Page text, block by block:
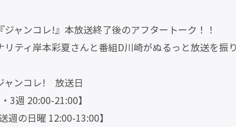
ジャンコレ!』本放送終了後のアフタートーク！！
リティ岸本彩夏さんと番組D川崎がぬるっと放送を振
ャンコレ! 放送日
3週 20:00-21:00】
週の日曜 12:00-13:00】